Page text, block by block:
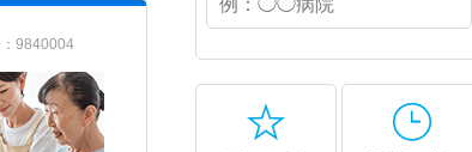
9840004